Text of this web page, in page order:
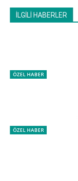
İLGİLİ HABERLER
ÖZEL HABER
ÖZEL HABER